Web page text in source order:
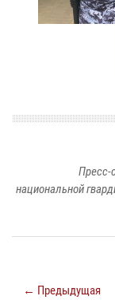
Пресс-
национальной
← Предыдущая